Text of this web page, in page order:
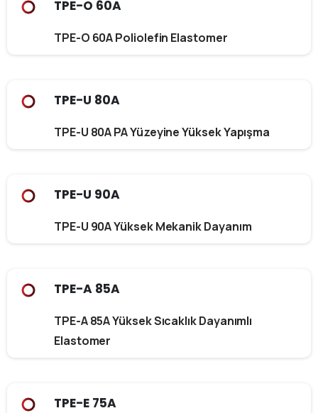
TPE-O 60A
TPE-O 60A Poliolefin Elastomer
TPE-U 80A
TPE-U 80A PA Yüzeyine Yüksek Yapışma
TPE-U 90A
TPE-U 90A Yüksek Mekanik Dayanım
TPE-A 85A
TPE-A 85A Yüksek Sıcaklık Dayanımlı
Elastomer
TPE-E 75A